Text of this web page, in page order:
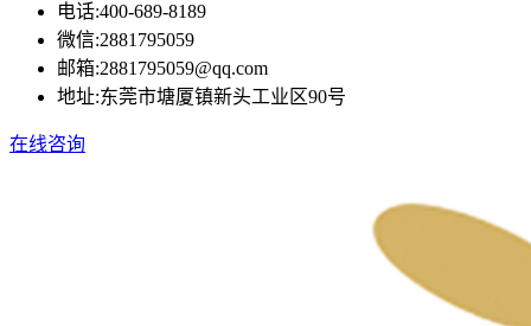
电话:400-689-8189
微信:2881795059
邮箱:2881795059@qq.com
地址:东莞市塘厦镇新头工业区90号
在线咨询